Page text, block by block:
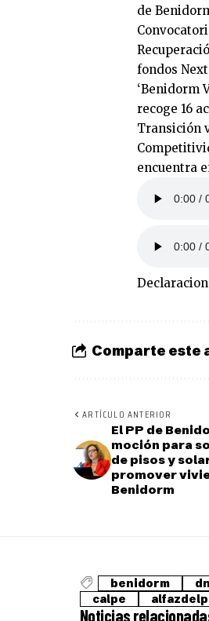
de
fondos
‘Benidorm
recoge 16
Transición
encuentra
Comparte este
ARTÍCULO ANTERIOR
El PP de
moción para
de pisos y
promover
Benidorm
benidorm
calpe
Noticias